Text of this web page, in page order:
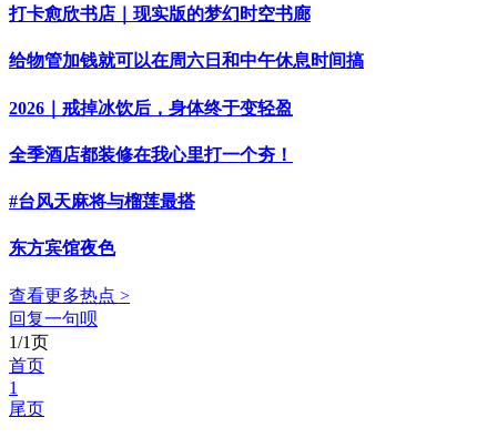
打卡愈欣书店｜现实版的梦幻时空书廊
给物管加钱就可以在周六日和中午休息时间搞
2026｜戒掉冰饮后，身体终于变轻盈
全季酒店都装修在我心里打一个夯！
#台风天麻将与榴莲最搭
东方宾馆夜色
查看更多热点 >
回复一句呗
1/1页
首页
1
尾页